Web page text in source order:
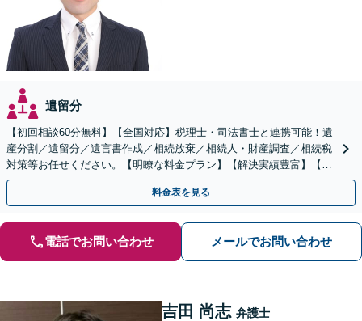
遺留分
【初回相談60分無料】【全国対応】税理士・司法書士と連携可能！遺
産分割／遺留分／遺言書作成／相続放棄／相続人・財産調査／相続税
対策等お任せください。【明瞭な料金プラン】【解決実績豊富】【電
話相談可】
料金表を見る
電話でお問い合わせ メールでお問い合わせ
吉田 尚志 弁護士